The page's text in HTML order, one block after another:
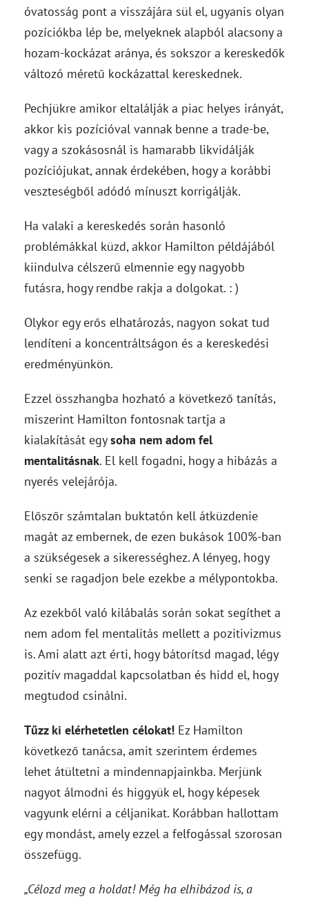
óvatosság pont a visszájára sül el, ugyanis olyan
pozíciókba lép be, melyeknek alapból alacsony a
hozam-kockázat aránya, és sokszor a kereskedők
változó méretű kockázattal kereskednek.
Pechjükre amikor eltalálják a piac helyes irányát,
akkor kis pozícióval vannak benne a trade-be,
vagy a szokásosnál is hamarabb likvidálják
pozíciójukat, annak érdekében, hogy a korábbi
veszteségből adódó mínuszt korrigálják.
Ha valaki a kereskedés során hasonló
problémákkal küzd, akkor Hamilton példájából
kiindulva célszerű elmennie egy nagyobb
futásra, hogy rendbe rakja a dolgokat. : )
Olykor egy erős elhatározás, nagyon sokat tud
lendíteni a koncentráltságon és a kereskedési
eredményünkön.
Ezzel összhangba hozható a következő tanítás,
miszerint Hamilton fontosnak tartja a
kialakítását egysoha nem adom fel
mentalitásnak. El kell fogadni, hogy a hibázás a
nyerés velejárója.
Előszőr számtalan buktatón kell átküzdenie
magát az embernek, de ezen bukások 100%-ban
a szükségesek a sikerességhez. A lényeg, hogy
senki se ragadjon bele ezekbe a mélypontokba.
Az ezekből való kilábalás során sokat segíthet a
nem adom fel mentalitás mellett a pozitivizmus
is. Ami alatt azt érti, hogy bátorítsd magad, légy
pozitív magaddal kapcsolatban és hidd el, hogy
megtudod csinálni.
Tűzz ki elérhetetlen célokat! Ez Hamilton
következő tanácsa, amit szerintem érdemes
lehet átültetni a mindennapjainkba. Merjünk
nagyot álmodni és higgyük el, hogy képesek
vagyunk elérni a céljanikat. Korábban hallottam
egy mondást, amely ezzel a felfogással szorosan
összefügg.
„Célozd meg a holdat! Még ha elhibázod is, a